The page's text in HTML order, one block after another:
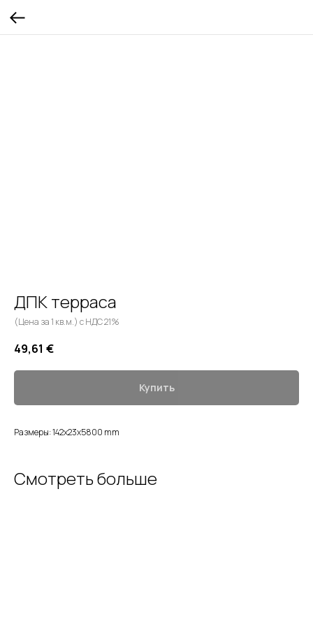
ДПК терраса
(Цена за 1 кв.м.) с НДС 21%
49,61 €
Купить
Размеры: 142x23x5800 mm
Смотреть больше